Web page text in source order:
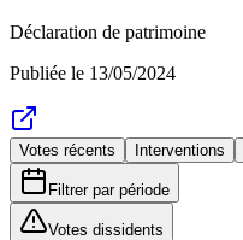
Déclaration de patrimoine
Publiée le 13/05/2024
Votes récents Interventions
Filtrer par période
Votes dissidents